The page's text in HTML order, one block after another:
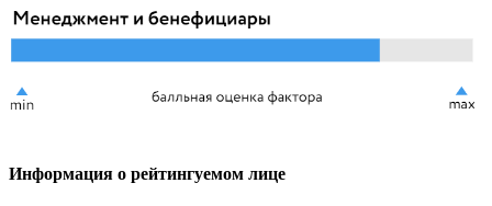
Информация о рейтингуемом лице